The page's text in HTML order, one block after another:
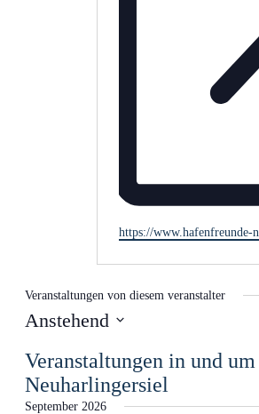
Webseite
https://www.hafenfreunde-
Veranstaltungen von diesem veranstalter
Anstehend
-
Klicke
zum
wählen.
Veranstaltungen in und um
Neuharlingersiel
September 2026